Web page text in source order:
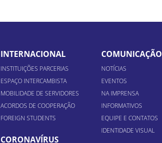
INTERNACIONAL
INSTITUIÇÕES PARCERIAS
ESPAÇO INTERCAMBISTA
MOBILIDADE DE SERVIDORES
ACORDOS DE COOPERAÇÃO
FOREIGN STUDENTS
CORONAVÍRUS
COMUNICAÇÃO
NOTÍCIAS
EVENTOS
NA IMPRENSA
INFORMATIVOS
EQUIPE E CONTATOS
IDENTIDADE VISUAL